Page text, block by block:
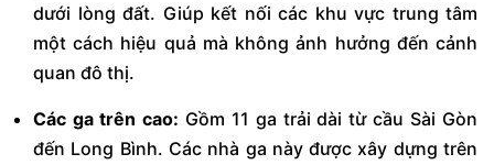
dưới lòng đất. Giúp kết nối các khu vực trung tâm
một cách hiệu quả mà không ảnh hưởng đến cảnh
quan đô thị.
Các ga trên cao: Gồm 11 ga trải dài từ cầu Sài Gòn
đến Long Bình. Các nhà ga này được xây dựng trên